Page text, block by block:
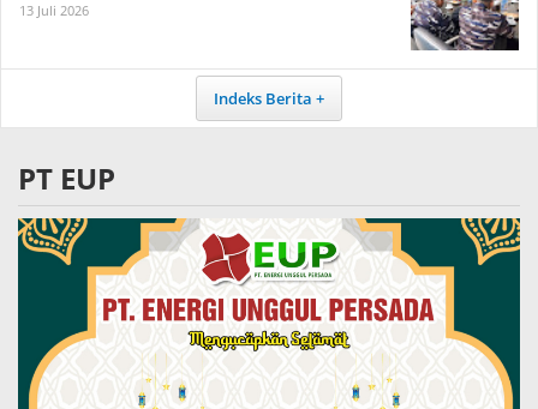
13 Juli 2026
Indeks Berita
PT EUP